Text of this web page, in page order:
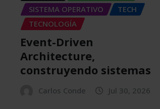
SISTEMA OPERATIVO
TECH
TECNOLOGÍA
Event-Driven
Architecture,
construyendo sistemas
Carlos Conde Jul 30, 2026